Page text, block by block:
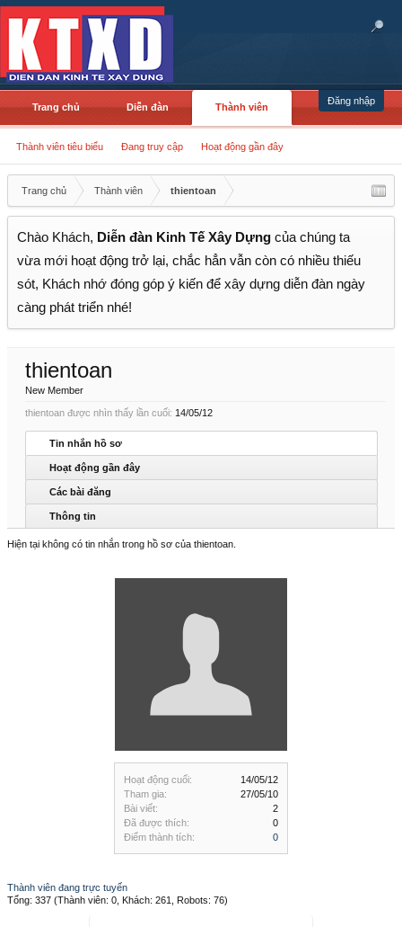
Đăng nhập
Trang chủ Diễn đàn Thành viên
Thành viên tiêu biểu Đang truy cập Hoạt động gần đây
Trang chủ Thành viên thientoan
Chào Khách, Diễn đàn Kinh Tế Xây Dựng của chúng ta
vừa mới hoạt động trở lại, chắc hẳn vẫn còn có nhiều thiếu
sót, Khách nhớ đóng góp ý kiến để xây dựng diễn đàn ngày
càng phát triển nhé!
Hoạt động cuối:
14/05/12
Tham gia:
27/05/10
Bài viết:
2
Đã được thích:
0
Điểm thành tích:
0
thientoan
New Member
thientoan được nhìn thấy lần cuối: 14/05/12
Tin nhắn hồ sơ
Hoạt động gần đây
Các bài đăng
Thông tin
Hiện tại không có tin nhắn trong hồ sơ của thientoan.
Thành viên đang trực tuyến
Tổng: 337 (Thành viên: 0, Khách: 261, Robots: 76)